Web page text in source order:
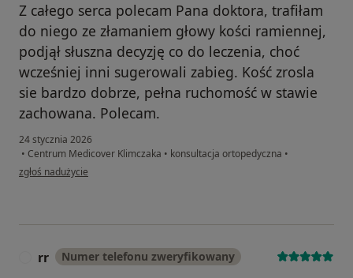
Z całego serca polecam Pana doktora, trafiłam
do niego ze złamaniem głowy kości ramiennej,
podjął słuszna decyzję co do leczenia, choć
wcześniej inni sugerowali zabieg. Kość zrosla
sie bardzo dobrze, pełna ruchomość w stawie
zachowana. Polecam.
24 stycznia 2026
• Centrum Medicover Klimczaka • konsultacja ortopedyczna •
w opinii użytkownika Monika
zgłoś nadużycie
rr Numer telefonu zweryfikowany